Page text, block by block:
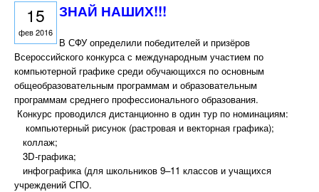
15
фев 2016
ЗНАЙ НАШИХ!!!
В СФУ определили победителей и призёров
Всероссийского конкурса с международным участием по
компьютерной графике среди обучающихся по основным
общеобразовательным программам и образовательным
программам среднего профессионального образования.
Конкурс проводился дистанционно в один тур по номинациям:
компьютерный рисунок (растровая и векторная графика);
коллаж;
3D-графика;
инфографика (для школьников 9–11 классов и учащихся
учреждений СПО.